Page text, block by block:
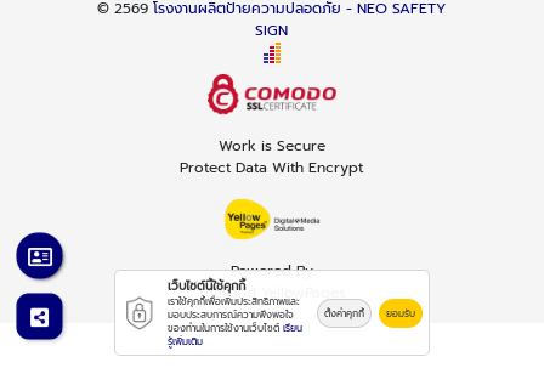
© 2569โรงงานผลิตป้ายความปลอดภัย - NEO SAFETY
SIGN
Work is Secure
Protect Data With Encrypt
Powered By
Thailand YellowPages
เว็บไซต์นี้ใช้คุกกี้
เราใช้คุกกี้เพื่อเพิ่มประสิทธิภาพและ
มอบประสบการณ์ความพึงพอใจ
ของท่านในการใช้งานเว็บไซต์ เรียน
รู้เพิ่มเติม
ตั้งค่าคุกกี้ ยอมรับ